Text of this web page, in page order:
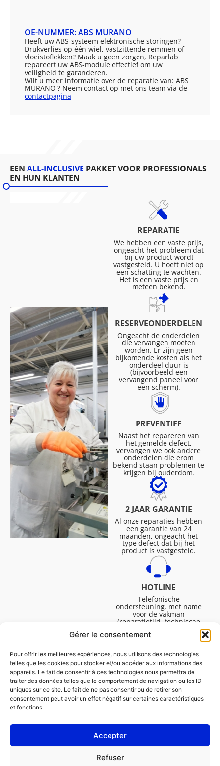
Gérer le consentement
Pour offrir les meilleures expériences, nous utilisons des technologies
telles que les cookies pour stocker et/ou accéder aux informations des
appareils. Le fait de consentir à ces technologies nous permettra de
traiter des données telles que le comportement de navigation ou les ID
uniques sur ce site. Le fait de ne pas consentir ou de retirer son
consentement peut avoir un effet négatif sur certaines caractéristiques
et fonctions.
Accepter
Refuser
OE-NUMMER: ABS MURANO
Heeft uw ABS-systeem elektronische storingen?
Drukverlies op één wiel, vastzittende remmen of
vloeistoflekken? Maak u geen zorgen, Reparlab
repareert uw ABS-module effectief om uw
veiligheid te garanderen.
Wilt u meer informatie over de reparatie van: ABS
MURANO ? Neem contact op met ons team via de
contactpagina
EEN ALL-INCLUSIVE PAKKET VOOR PROFESSIONALS
EN HUN KLANTEN
REPARATIE
We hebben een vaste prijs,
ongeacht het probleem dat
bij uw product wordt
vastgesteld. U hoeft niet op
een schatting te wachten.
Het is een vaste prijs en
meteen bekend.
RESERVEONDERDELEN
Ongeacht de onderdelen
die vervangen moeten
worden. Er zijn geen
bijkomende kosten als het
onderdeel duur is
(bijvoorbeeld een
vervangend paneel voor
een scherm).
PREVENTIEF
Naast het repareren van
het gemelde defect,
vervangen we ook andere
onderdelen die erom
bekend staan problemen te
krijgen bij ouderdom.
2 JAAR GARANTIE
Al onze reparaties hebben
een garantie van 24
maanden, ongeacht het
type defect dat bij het
product is vastgesteld.
HOTLINE
Telefonische
ondersteuning, met name
voor de vakman
(reparatietijd, technische
Maandag tot vrijdag van